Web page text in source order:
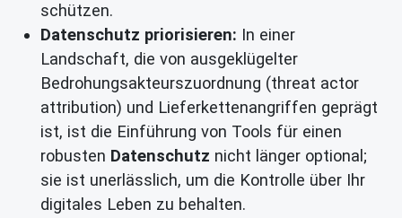
schützen.
Datenschutz priorisieren: In einer
Landschaft, die von ausgeklügelter
Bedrohungsakteurszuordnung (threat actor
attribution) und Lieferkettenangriffen geprägt
ist, ist die Einführung von Tools für einen
robusten Datenschutz nicht länger optional;
sie ist unerlässlich, um die Kontrolle über Ihr
digitales Leben zu behalten.